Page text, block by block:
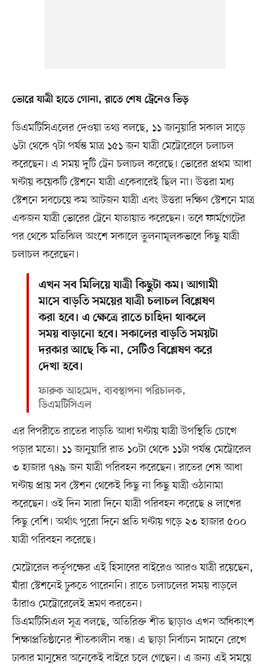
ভোরে যাত্রী হাতে গোনা, রাতে শেষ ট্রেনেও ভিড়
ডিএমটিসিএলের দেওয়া তথ্য বলছে, ১১ জানুয়ারি সকাল সাড়ে
৬টা থেকে ৭টা পর্যন্ত মাত্র ১৫১ জন যাত্রী মেট্রোরেলে চলাচল
করেছেন। এ সময় দুটি ট্রেন চলাচল করেছে। ভোরের প্রথম আধা
ঘণ্টায় কয়েকটি স্টেশনে যাত্রী একেবারেই ছিল না। উত্তরা মধ্য
স্টেশনে সবচেয়ে কম আটজন যাত্রী এবং উত্তরা দক্ষিণ স্টেশনে মাত্র
একজন যাত্রী ভোরের ট্রেনে যাতায়াত করেছেন। তবে ফার্মগেটের
পর থেকে মতিঝিল অংশে সকালে তুলনামূলকভাবে কিছু যাত্রী
চলাচল করেছেন।
এখন সব মিলিয়ে যাত্রী কিছুটা কম। আগামী
মাসে বাড়তি সময়ের যাত্রী চলাচল বিশ্লেষণ
করা হবে। এ ক্ষেত্রে রাতে চাহিদা থাকলে
সময় বাড়ানো হবে। সকালের বাড়তি সময়টা
দরকার আছে কি না, সেটিও বিশ্লেষণ করে
দেখা হবে।
ফারুক আহমেদ, ব্যবস্থাপনা পরিচালক,
ডিএমটিসিএল
এর বিপরীতে রাতের বাড়তি আধা ঘণ্টায় যাত্রী উপস্থিতি চোখে
পড়ার মতো। ১১ জানুয়ারি রাত ১০টা থেকে ১১টা পর্যন্ত মেট্রোরেল
৩ হাজার ৭৪৯ জন যাত্রী পরিবহন করেছেন। রাতের শেষ আধা
ঘণ্টায় প্রায় সব স্টেশন থেকেই কিছু না কিছু যাত্রী ওঠানামা
করেছেন। ওই দিন সারা দিনে যাত্রী পরিবহন করেছে ৪ লাখের
কিছু বেশি। অর্থাৎ পুরো দিনে প্রতি ঘণ্টায় গড়ে ২৩ হাজার ৫০০
যাত্রী পরিবহন করেছে।
মেট্রোরেল কর্তৃপক্ষের এই হিসাবের বাইরেও আরও যাত্রী রয়েছেন,
যাঁরা স্টেশনেই ঢুকতে পারেননি। রাতে চলাচলের সময় বাড়লে
তাঁরাও মেট্রোরেলেই ভ্রমণ করতেন।
ডিএমটিসিএল সূত্র বলছে, অতিরিক্ত শীত ছাড়াও এখন অধিকাংশ
শিক্ষাপ্রতিষ্ঠানের শীতকালীন বন্ধ। এ ছাড়া নির্বাচন সামনে রেখে
ঢাকার মানুষের অনেকেই বাইরে চলে গেছেন। এ জন্য এই সময়ে